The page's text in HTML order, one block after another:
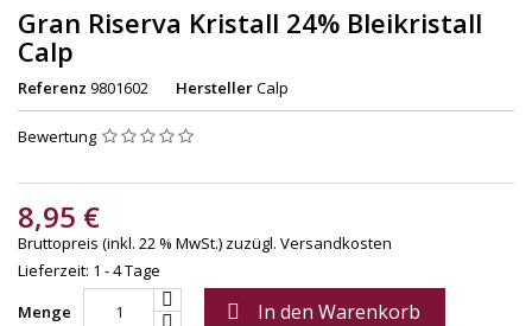
Gran Riserva Kristall 24% Bleikristall
Calp
Referenz 9801602 HerstellerCalp
Bewertung
8,95 €
Bruttopreis (inkl. 22 % MwSt.) zuzügl. Versandkosten
Lieferzeit: 1 - 4 Tage
Menge
 In den Warenkorb